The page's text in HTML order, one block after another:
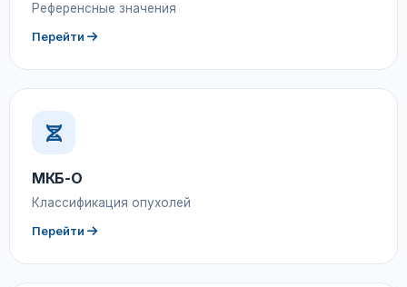
Референсные значения
Перейти
МКБ-О
Классификация опухолей
Перейти